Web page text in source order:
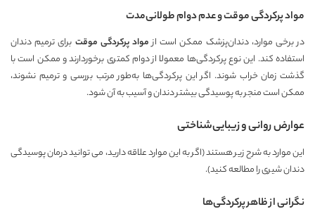
مواد پرکردگی موقت و عدم دوام طولانی‌مدت
در برخی موارد، دندان‌پزشک ممکن است ازمواد پرکردگی موقت برای ترمیم دندان
استفاده کند. این نوع پرکردگی‌ها معمولا از دوام کمتری برخوردارند و ممکن است با
گذشت زمان خراب شوند. اگر این پرکردگی‌ها به‌طور مرتب بررسی و ترمیم نشوند،
ممکن است منجر به پوسیدگی بیشتر دندان و آسیب به آن شود.
عوارض روانی و زیبایی‌شناختی
این موارد به شرح زیر هستند (اگر به این موارد علاقه دارید، می توانیددرمان پوسیدگی
دندان شیریرا مطالعه کنید).
نگرانی از ظاهر پرکردگی‌ها